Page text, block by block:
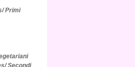
Primi
Secondi